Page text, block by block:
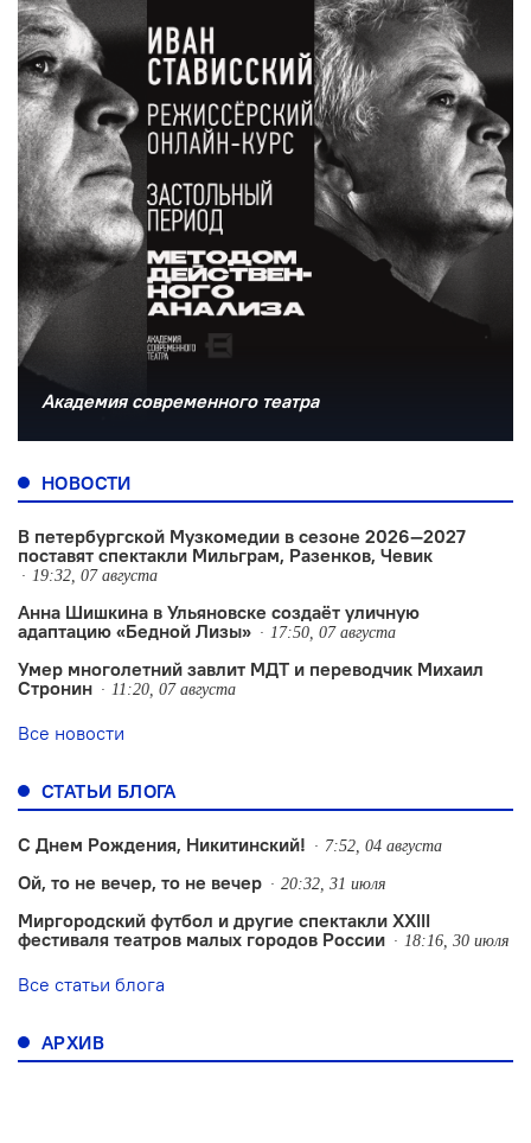
Академия современного театра
НОВОСТИ
В петербургской Музкомедии в сезоне 2026—2027
поставят спектакли Мильграм, Разенков, Чевик
19:32, 07 августа
Анна Шишкина в Ульяновске создаëт уличную
адаптацию «Бедной Лизы»
17:50, 07 августа
Умер многолетний завлит МДТ и переводчик Михаил
Стронин
11:20, 07 августа
Все новости
СТАТЬИ БЛОГА
С Днем Рождения, Никитинский! 7:52, 04 августа
Ой, то не вечер, то не вечер 20:32, 31 июля
Миргородский футбол и другие спектакли XXIII
фестиваля театров малых городов России
18:16, 30 июля
Все статьи блога
АРХИВ